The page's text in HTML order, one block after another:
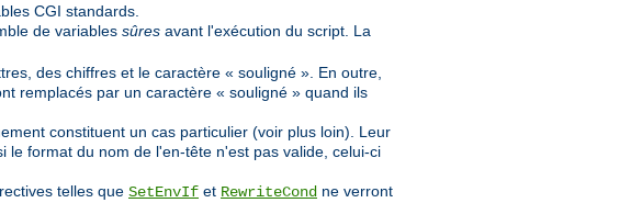
CGI standards.
de variables sûres avant l'exécution du script. La
des chiffres et le caractère « souligné ». En outre,
remplacés par un caractère « souligné » quand ils
constituent un cas particulier (voir plus loin). Leur
le format du nom de l'en-tête n'est pas valide, celui-ci
telles que SetEnvIf et RewriteCond ne verront